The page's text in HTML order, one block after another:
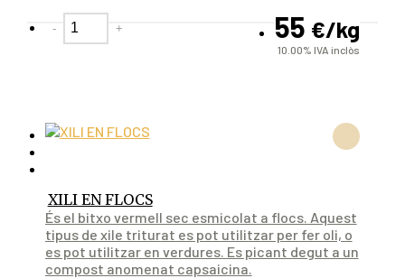
d'aquesta barreja.
55 €/kg
10.00%IVA inclòs
- +
XILI EN FLOCS
És el bitxo vermell sec esmicolat a flocs. Aquest
tipus de xile triturat es pot utilitzar per fer oli, o
es pot utilitzar en verdures. Es picant degut a un
compost anomenat capsaicina.